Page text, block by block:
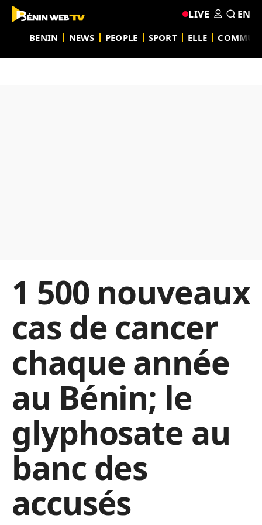
BENIN NEWS PEOPLE SPORT ELLE
LIVE EN
1 500 nouveaux
cas de cancer
chaque année
au Bénin; le
glyphosate au
banc des
accusés